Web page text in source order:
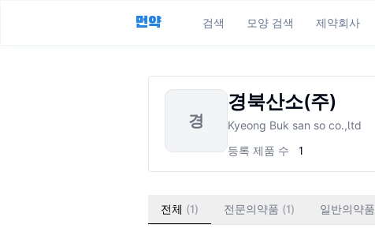
먼약 검색 모양 검색 제약회사
경
경북산소(주)
Kyeong Buk san so co.,ltd
등록 제품 수
1
전체 (1) 전문의약품 (1) 일반의약품